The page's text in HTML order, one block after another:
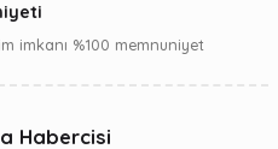
imkanı %100 memnuniyet
Habercisi